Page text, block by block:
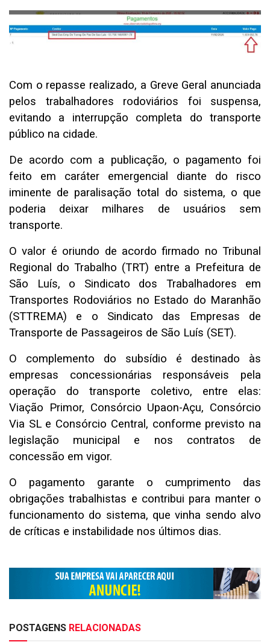
Com o repasse realizado, a Greve Geral anunciada
pelos trabalhadores rodoviários foi suspensa,
evitando a interrupção completa do transporte
público na cidade.
De acordo com a publicação, o pagamento foi
feito em caráter emergencial diante do risco
iminente de paralisação total do sistema, o que
poderia deixar milhares de usuários sem
transporte.
O valor é oriundo de acordo firmado no Tribunal
Regional do Trabalho (TRT) entre a Prefeitura de
São Luís, o Sindicato dos Trabalhadores em
Transportes Rodoviários no Estado do Maranhão
(STTREMA) e o Sindicato das Empresas de
Transporte de Passageiros de São Luís (SET).
O complemento do subsídio é destinado às
empresas concessionárias responsáveis pela
operação do transporte coletivo, entre elas:
Viação Primor, Consórcio Upaon-Açu, Consórcio
Via SL e Consórcio Central, conforme previsto na
legislação municipal e nos contratos de
concessão em vigor.
O pagamento garante o cumprimento das
obrigações trabalhistas e contribui para manter o
funcionamento do sistema, que vinha sendo alvo
de críticas e instabilidade nos últimos dias.
POSTAGENS RELACIONADAS